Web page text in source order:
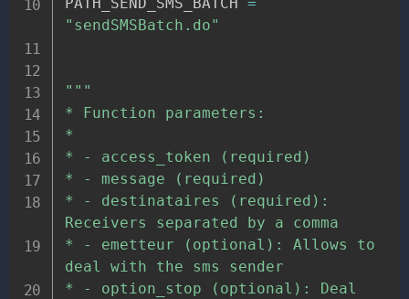
"sendSMSBatch.do"
"""
* Function parameters:
*
* - access_token (required)
* - message (required)
* - destinataires (required):
Receivers separated by a comma
* - emetteur (optional): Allows to
deal with the sms sender
* - option_stop (optional): Deal